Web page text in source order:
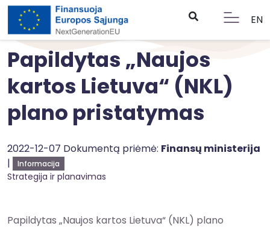
EN
Papildytas „Naujos
kartos Lietuva“ (NKL)
plano pristatymas
2022-12-07 Dokumentą priėmė: Finansų ministerija
|
Informacija
Strategija ir planavimas
Papildytas „Naujos kartos Lietuva“ (NKL) plano